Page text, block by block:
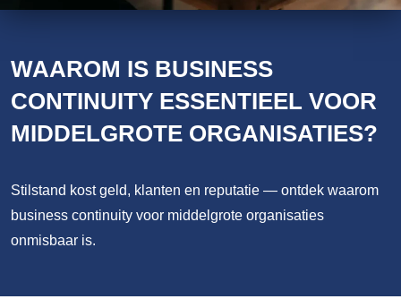
WAAROM IS BUSINESS
CONTINUITY ESSENTIEEL VOOR
MIDDELGROTE ORGANISATIES?
Stilstand kost geld, klanten en reputatie — ontdek waarom
business continuity voor middelgrote organisaties
onmisbaar is.